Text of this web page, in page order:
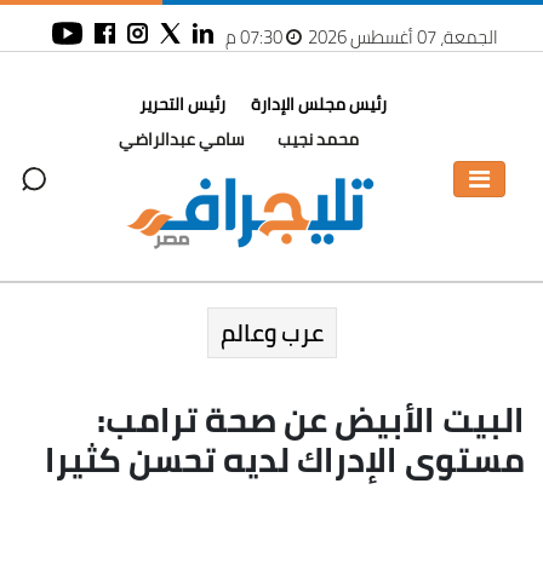
الجمعة، 07 أغسطس 2026 07:30 م
رئيس مجلس الإدارة
محمد نجيب
رئيس التحرير
سامي عبدالراضي
عرب وعالم
البيت الأبيض عن صحة ترامب:
مستوى الإدراك لديه تحسن كثيرا